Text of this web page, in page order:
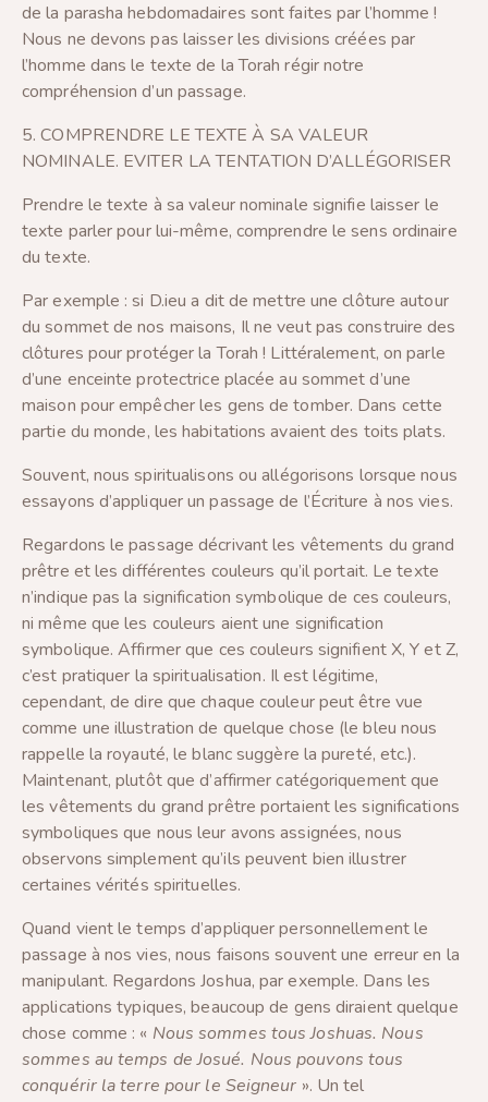
de la parasha hebdomadaires sont faites par l’homme !
Nous ne devons pas laisser les divisions créées par
l’homme dans le texte de la Torah régir notre
compréhension d’un passage.
5. COMPRENDRE LE TEXTE À SA VALEUR
NOMINALE. EVITER LA TENTATION D’ALLÉGORISER
Prendre le texte à sa valeur nominale signifie laisser le
texte parler pour lui-même, comprendre le sens ordinaire
du texte.
Par exemple : si D.ieu a dit de mettre une clôture autour
du sommet de nos maisons, Il ne veut pas construire des
clôtures pour protéger la Torah ! Littéralement, on parle
d’une enceinte protectrice placée au sommet d’une
maison pour empêcher les gens de tomber. Dans cette
partie du monde, les habitations avaient des toits plats.
Souvent, nous spiritualisons ou allégorisons lorsque nous
essayons d’appliquer un passage de l’Écriture à nos vies.
Regardons le passage décrivant les vêtements du grand
prêtre et les différentes couleurs qu’il portait. Le texte
n’indique pas la signification symbolique de ces couleurs,
ni même que les couleurs aient une signification
symbolique. Affirmer que ces couleurs signifient X, Y et Z,
c’est pratiquer la spiritualisation. Il est légitime,
cependant, de dire que chaque couleur peut être vue
comme une illustration de quelque chose (le bleu nous
rappelle la royauté, le blanc suggère la pureté, etc.).
Maintenant, plutôt que d’affirmer catégoriquement que
les vêtements du grand prêtre portaient les significations
symboliques que nous leur avons assignées, nous
observons simplement qu’ils peuvent bien illustrer
certaines vérités spirituelles.
Quand vient le temps d’appliquer personnellement le
passage à nos vies, nous faisons souvent une erreur en la
manipulant. Regardons Joshua, par exemple. Dans les
applications typiques, beaucoup de gens diraient quelque
chose comme : « Nous sommes tous Joshuas. Nous
sommes au temps de Josué. Nous pouvons tous
conquérir la terre pour le Seigneur ». Un tel